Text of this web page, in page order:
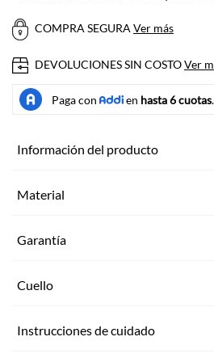
COMPRA SEGURA Ver más
DEVOLUCIONES SIN COSTOVer
Información del producto
Material
Garantía
Cuello
Instrucciones de cuidado